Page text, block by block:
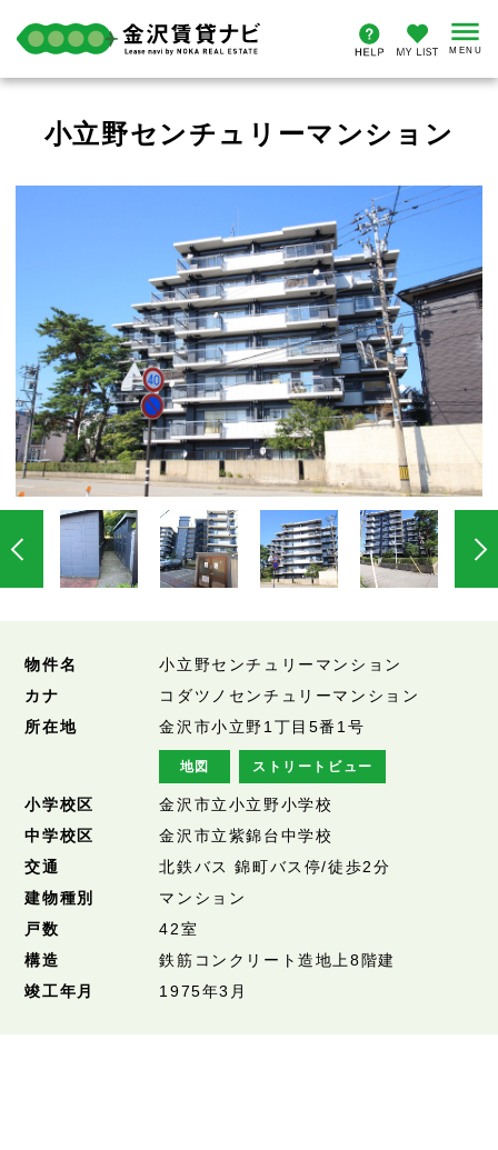
小立野センチュリーマンション
物件名
小立野センチュリーマンション
カナ
コダツノセンチュリーマンション
所在地
金沢市小立野1丁目5番1号
地図 ストリートビュー
小学校区
金沢市立小立野小学校
中学校区
金沢市立紫錦台中学校
交通
北鉄バス 錦町バス停/徒歩2分
建物種別
マンション
戸数
42室
構造
鉄筋コンクリート造地上8階建
竣工年月
1975年3月